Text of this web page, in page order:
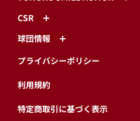
CSR
球団情報
プライバシーポリシー
利用規約
特定商取引に基づく表示